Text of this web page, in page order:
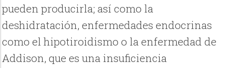
pueden producirla; así como la
deshidratación, enfermedades endocrinas
como el hipotiroidismo o la enfermedad de
Addison, que es una insuficiencia